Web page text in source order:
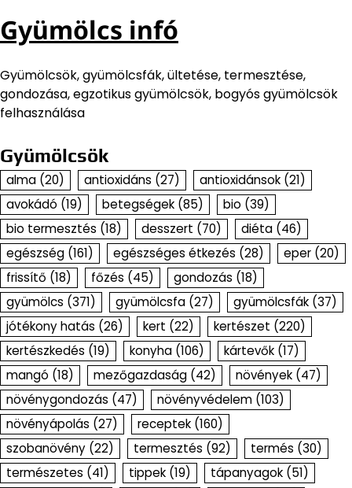
Gyümölcs infó
Gyümölcsök, gyümölcsfák, ültetése, termesztése,
gondozása, egzotikus gyümölcsök, bogyós gyümölcsök
felhasználása
Gyümölcsök
alma (20) antioxidáns (27) antioxidánsok (21)
avokádó (19) betegségek (85) bio (39)
bio termesztés (18) desszert (70) diéta (46)
egészség (161) egészséges étkezés (28) eper (20)
frissítő (18) főzés (45) gondozás (18)
gyümölcs (371) gyümölcsfa (27) gyümölcsfák (37)
jótékony hatás (26) kert (22) kertészet (220)
kertészkedés (19) konyha (106) kártevők (17)
mangó (18) mezőgazdaság (42) növények (47)
növénygondozás (47) növényvédelem (103)
növényápolás (27) receptek (160)
szobanövény (22) termesztés (92) termés (30)
természetes (41) tippek (19) tápanyagok (51)